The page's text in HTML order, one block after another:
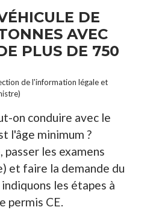
DE
AVEC
PLUS DE 750
de l'information légale et
on conduire avec le
l'âge minimum ?
les examens
et faire la demande du
les étapes à
permis CE.